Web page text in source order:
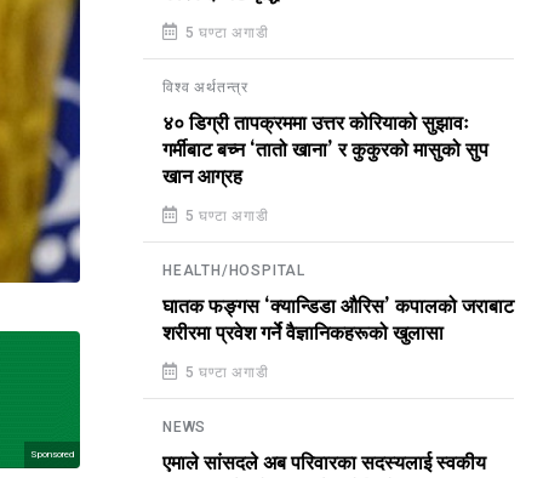
Sponsored
5 घण्टा अगाडी
विश्व अर्थतन्त्र
४० डिग्री तापक्रममा उत्तर कोरियाको सुझावः
गर्मीबाट बच्न ‘तातो खाना’ र कुकुरको मासुको सुप
खान आग्रह
5 घण्टा अगाडी
HEALTH/HOSPITAL
घातक फङ्गस ‘क्यान्डिडा औरिस’ कपालको जराबाट
शरीरमा प्रवेश गर्ने वैज्ञानिकहरूको खुलासा
5 घण्टा अगाडी
NEWS
एमाले सांसदले अब परिवारका सदस्यलाई स्वकीय